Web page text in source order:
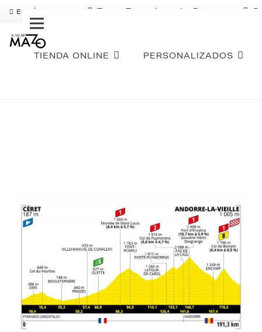
ENVÍO GRATIS Pago Fraccionado Sequra
TIENDA ONLINE PERSONALIZADOS